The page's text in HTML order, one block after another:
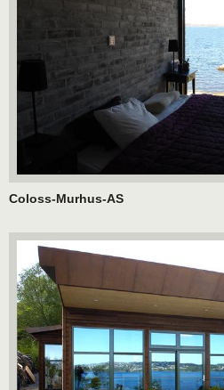
Coloss-Murhus-AS